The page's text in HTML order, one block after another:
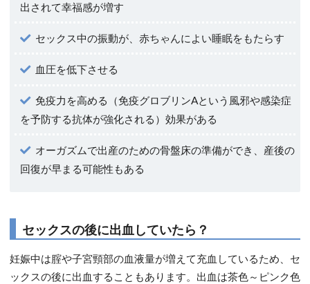
出されて幸福感が増す
セックス中の振動が、赤ちゃんによい睡眠をもたらす
血圧を低下させる
免疫力を高める（免疫グロブリンAという風邪や感染症
を予防する抗体が強化される）効果がある
オーガズムで出産のための骨盤床の準備ができ、産後の
回復が早まる可能性もある
セックスの後に出血していたら？
妊娠中は腟や子宮頸部の血液量が増えて充血しているため、セ
ックスの後に出血することもあります。出血は茶色～ピンク色